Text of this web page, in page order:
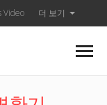
Video 더 보기